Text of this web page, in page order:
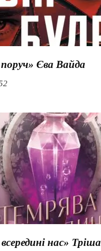
поруч» Єва Вайда
нас» Тріша